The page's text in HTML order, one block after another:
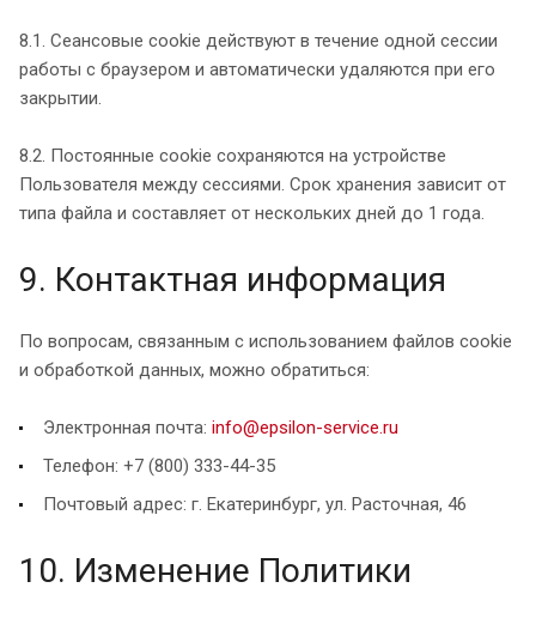
8.1. Сеансовые cookie действуют в течение одной сессии
работы с браузером и автоматически удаляются при его
закрытии.
8.2. Постоянные cookie сохраняются на устройстве
Пользователя между сессиями. Срок хранения зависит от
типа файла и составляет от нескольких дней до 1 года.
9. Контактная информация
По вопросам, связанным с использованием файлов cookie
и обработкой данных, можно обратиться:
Электронная почта: info@epsilon-service.ru
Телефон: +7 (800) 333-44-35
Почтовый адрес: г. Екатеринбург, ул. Расточная, 46
10. Изменение Политики